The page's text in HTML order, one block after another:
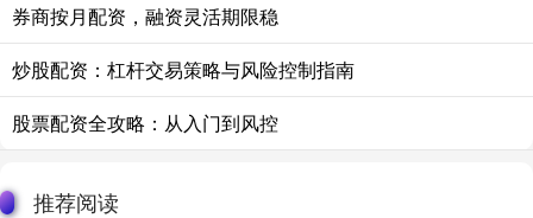
券商按月配资，融资灵活期限稳
炒股配资：杠杆交易策略与风险控制指南
股票配资全攻略：从入门到风控
推荐阅读